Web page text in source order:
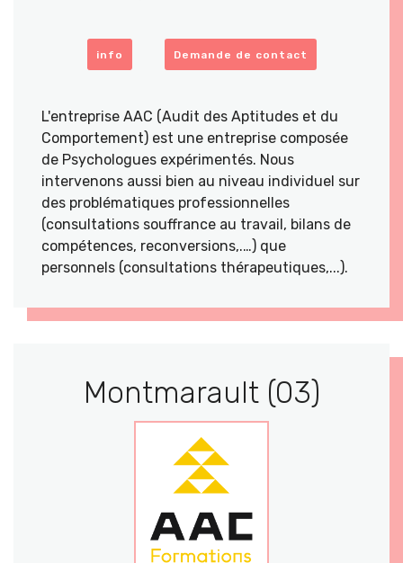
info Demande de contact
L'entreprise AAC (Audit des Aptitudes et du
Comportement) est une entreprise composée
de Psychologues expérimentés. Nous
intervenons aussi bien au niveau individuel sur
des problématiques professionnelles
(consultations souffrance au travail, bilans de
compétences, reconversions,.…) que
personnels (consultations thérapeutiques,...).
Montmarault (03)